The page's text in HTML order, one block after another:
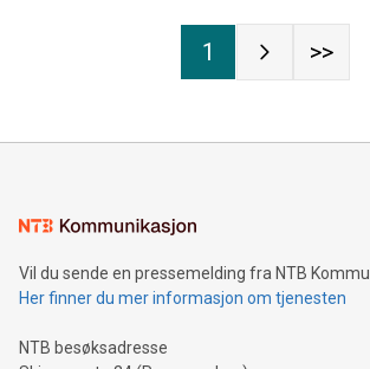
1 >>
Vil du sende en pressemelding fra NTB
Her finner du mer informasjon om tjenesten
NTB besøksadresse